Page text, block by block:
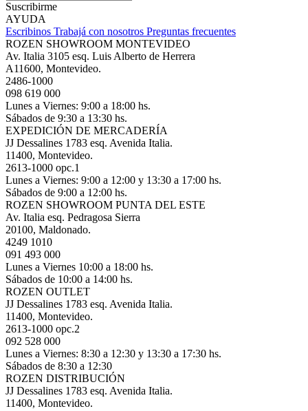
Suscribirme
AYUDA
Escribinos Trabajá con nosotros Preguntas frecuentes
ROZEN SHOWROOM MONTEVIDEO
Av. Italia 3105 esq. Luis Alberto de Herrera
A11600, Montevideo.
2486-1000
098 619 000
Lunes a Viernes: 9:00 a 18:00 hs.
Sábados de 9:30 a 13:30 hs.
EXPEDICIÓN DE MERCADERÍA
JJ Dessalines 1783 esq. Avenida Italia.
11400, Montevideo.
2613-1000 opc.1
Lunes a Viernes: 9:00 a 12:00 y 13:30 a 17:00 hs.
Sábados de 9:00 a 12:00 hs.
ROZEN SHOWROOM PUNTA DEL ESTE
Av. Italia esq. Pedragosa Sierra
20100, Maldonado.
4249 1010
091 493 000
Lunes a Viernes 10:00 a 18:00 hs.
Sábados de 10:00 a 14:00 hs.
ROZEN OUTLET
JJ Dessalines 1783 esq. Avenida Italia.
11400, Montevideo.
2613-1000 opc.2
092 528 000
Lunes a Viernes: 8:30 a 12:30 y 13:30 a 17:30 hs.
Sábados de 8:30 a 12:30
ROZEN DISTRIBUCIÓN
JJ Dessalines 1783 esq. Avenida Italia.
11400, Montevideo.